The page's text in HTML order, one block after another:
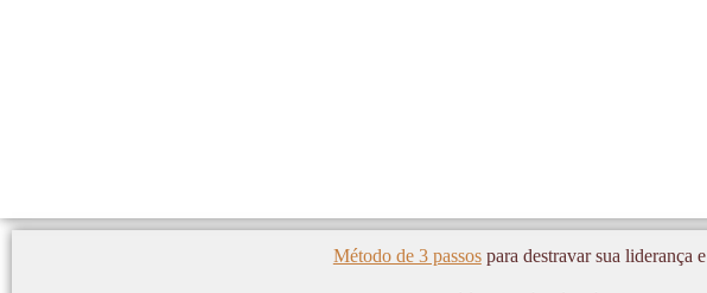
Método de 3 passospara destravar sua liderança e